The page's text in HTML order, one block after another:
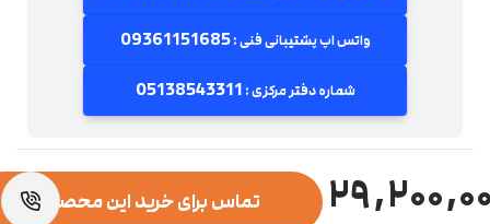
واتس اپ پشتیبانی فنی :09361151685
شماره دفتر مرکزی : 05138543311
تماس برای خرید این محصول